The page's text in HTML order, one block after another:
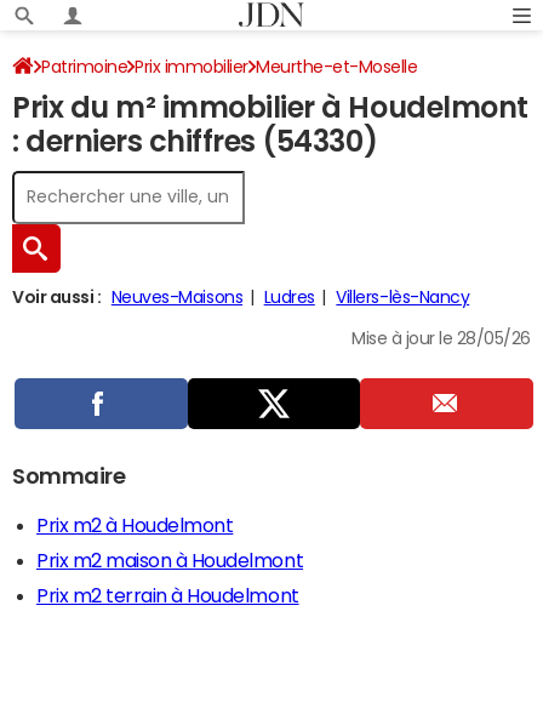
Patrimoine Prix immobilier Meurthe-et-Moselle
Houdelmont
Prix du m² immobilier à Houdelmont
: derniers chiffres (54330)
Voir aussi : Neuves-Maisons Ludres Villers-lès-Nancy
Mise à jour le 28/05/26
Sommaire
Prix m2 à Houdelmont
Prix m2 maison à Houdelmont
Prix m2 terrain à Houdelmont